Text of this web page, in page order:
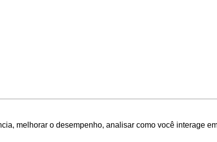
melhorar o desempenho, analisar como você interage